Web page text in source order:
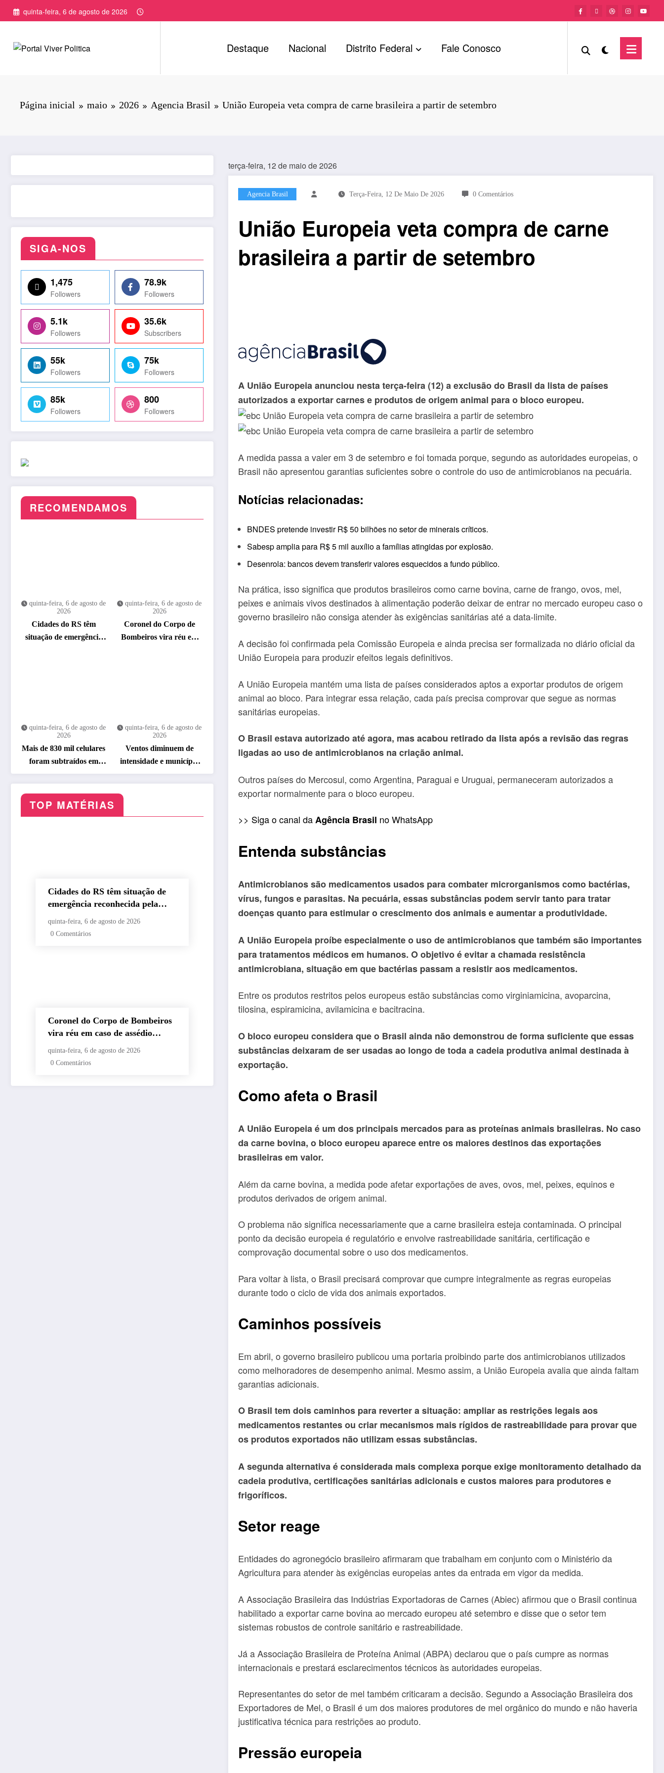
Pular
para
conteúdo
quinta-feira, 6 de agosto de 2026
Destaque Nacional Distrito Federal Fale Conosco
Página inicial maio 2026 Agencia Brasil União Europeia veta compra de carne brasileira a partir de setembro
SIGA-NOS
1,475
Followers
78.9k
Followers
5.1k
Followers
35.6k
Subscribers
55k
Followers
75k
Followers
85k
Followers
800
Followers
RECOMENDAMOS
quinta-feira, 6 de agosto de
2026
Cidades do RS têm
situação de emergência
quinta-feira, 6 de agosto de
2026
Coronel do Corpo de
Bombeiros vira réu em
quinta-feira, 6 de agosto de
2026
Mais de 830 mil celulares
foram subtraídos em
2025, aponta relatório
quinta-feira, 6 de agosto de
2026
Ventos diminuem de
intensidade e município
do Rio volta ao Estágio 1
TOP MATÉRIAS
Cidades do RS têm situação de
emergência reconhecida pela
Defesa Civil
quinta-feira, 6 de agosto de 2026
0 Comentários
Coronel do Corpo de Bombeiros
vira réu em caso de assédio
sexual
quinta-feira, 6 de agosto de 2026
0 Comentários
terça-feira, 12 de maio de 2026
Agencia Brasil Terça-Feira, 12 De Maio De 2026 0 Comentários
União Europeia veta compra de carne
brasileira a partir de setembro
A União Europeia anunciou nesta terça-feira (12) a exclusão do Brasil da lista de países
autorizados a exportar carnes e produtos de origem animal para o bloco europeu.
A medida passa a valer em 3 de setembro e foi tomada porque, segundo as autoridades europeias, o
Brasil não apresentou garantias suficientes sobre o controle do uso de antimicrobianos na pecuária.
Notícias relacionadas:
BNDES pretende investir R$ 50 bilhões no setor de minerais críticos.
Sabesp amplia para R$ 5 mil auxílio a famílias atingidas por explosão.
Desenrola: bancos devem transferir valores esquecidos a fundo público.
Na prática, isso significa que produtos brasileiros como carne bovina, carne de frango, ovos, mel,
peixes e animais vivos destinados à alimentação poderão deixar de entrar no mercado europeu caso o
governo brasileiro não consiga atender às exigências sanitárias até a data-limite.
A decisão foi confirmada pela Comissão Europeia e ainda precisa ser formalizada no diário oficial da
União Europeia para produzir efeitos legais definitivos.
A União Europeia mantém uma lista de países considerados aptos a exportar produtos de origem
animal ao bloco. Para integrar essa relação, cada país precisa comprovar que segue as normas
sanitárias europeias.
O Brasil estava autorizado até agora, mas acabou retirado da lista após a revisão das regras
ligadas ao uso de antimicrobianos na criação animal.
Outros países do Mercosul, como Argentina, Paraguai e Uruguai, permaneceram autorizados a
exportar normalmente para o bloco europeu.
>> Siga o canal daAgência Brasil no WhatsApp
Entenda substâncias
Antimicrobianos são medicamentos usados para combater microrganismos como bactérias,
vírus, fungos e parasitas. Na pecuária, essas substâncias podem servir tanto para tratar
doenças quanto para estimular o crescimento dos animais e aumentar a produtividade.
A União Europeia proíbe especialmente o uso de antimicrobianos que também são importantes
para tratamentos médicos em humanos. O objetivo é evitar a chamada resistência
antimicrobiana, situação em que bactérias passam a resistir aos medicamentos.
Entre os produtos restritos pelos europeus estão substâncias como virginiamicina, avoparcina,
tilosina, espiramicina, avilamicina e bacitracina.
O bloco europeu considera que o Brasil ainda não demonstrou de forma suficiente que essas
substâncias deixaram de ser usadas ao longo de toda a cadeia produtiva animal destinada à
exportação.
Como afeta o Brasil
A União Europeia é um dos principais mercados para as proteínas animais brasileiras. No caso
da carne bovina, o bloco europeu aparece entre os maiores destinos das exportações
brasileiras em valor.
Além da carne bovina, a medida pode afetar exportações de aves, ovos, mel, peixes, equinos e
produtos derivados de origem animal.
O problema não significa necessariamente que a carne brasileira esteja contaminada. O principal
ponto da decisão europeia é regulatório e envolve rastreabilidade sanitária, certificação e
comprovação documental sobre o uso dos medicamentos.
Para voltar à lista, o Brasil precisará comprovar que cumpre integralmente as regras europeias
durante todo o ciclo de vida dos animais exportados.
Caminhos possíveis
Em abril, o governo brasileiro publicou uma portaria proibindo parte dos antimicrobianos utilizados
como melhoradores de desempenho animal. Mesmo assim, a União Europeia avalia que ainda faltam
garantias adicionais.
O Brasil tem dois caminhos para reverter a situação: ampliar as restrições legais aos
medicamentos restantes ou criar mecanismos mais rígidos de rastreabilidade para provar que
os produtos exportados não utilizam essas substâncias.
A segunda alternativa é considerada mais complexa porque exige monitoramento detalhado da
cadeia produtiva, certificações sanitárias adicionais e custos maiores para produtores e
frigoríficos.
Setor reage
Entidades do agronegócio brasileiro afirmaram que trabalham em conjunto com o Ministério da
Agricultura para atender às exigências europeias antes da entrada em vigor da medida.
A Associação Brasileira das Indústrias Exportadoras de Carnes (Abiec) afirmou que o Brasil continua
habilitado a exportar carne bovina ao mercado europeu até setembro e disse que o setor tem
sistemas robustos de controle sanitário e rastreabilidade.
Já a Associação Brasileira de Proteína Animal (ABPA) declarou que o país cumpre as normas
internacionais e prestará esclarecimentos técnicos às autoridades europeias.
Representantes do setor de mel também criticaram a decisão. Segundo a Associação Brasileira dos
Exportadores de Mel, o Brasil é um dos maiores produtores de mel orgânico do mundo e não haveria
justificativa técnica para restrições ao produto.
Pressão europeia